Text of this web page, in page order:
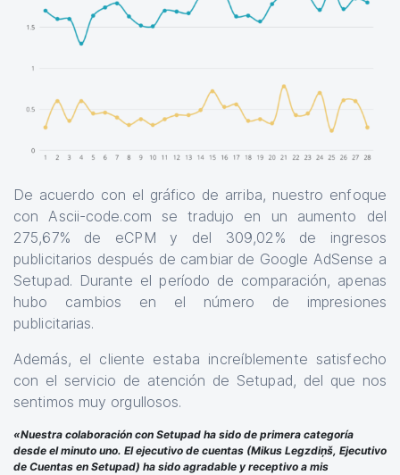
De acuerdo con el gráfico de arriba, nuestro enfoque
con Ascii-code.com se tradujo en un aumento del
275,67% de eCPM y del 309,02% de ingresos
publicitarios después de cambiar de Google AdSense a
Setupad. Durante el período de comparación, apenas
hubo cambios en el número de impresiones
publicitarias.
Además, el cliente estaba increíblemente satisfecho
con el servicio de atención de Setupad, del que nos
sentimos muy orgullosos.
«Nuestra colaboración con Setupad ha sido de primera categoría
desde el minuto uno. El ejecutivo de cuentas (Mikus Legzdiņš, Ejecutivo
de Cuentas en Setupad) ha sido agradable y receptivo a mis